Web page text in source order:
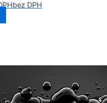
bez DPH